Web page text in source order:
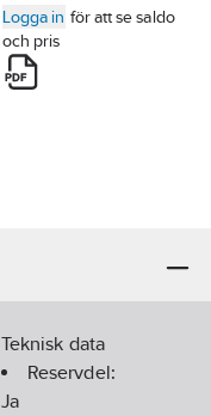
Logga in för att se saldo
och pris
Teknisk data
Reservdel:
Ja